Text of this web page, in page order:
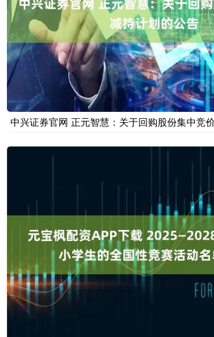
中兴证券官网 正元智慧：关于回购股份集中竞